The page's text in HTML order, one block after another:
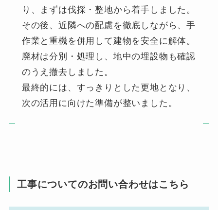
り、まずは伐採・整地から着手しました。
その後、近隣への配慮を徹底しながら、手
作業と重機を併用して建物を安全に解体。
廃材は分別・処理し、地中の埋設物も確認
のうえ撤去しました。
最終的には、すっきりとした更地となり、
次の活用に向けた準備が整いました。
工事についてのお問い合わせはこちら